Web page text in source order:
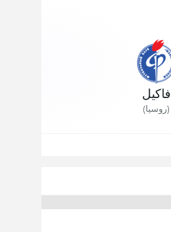
فاكيل
(روسيا)